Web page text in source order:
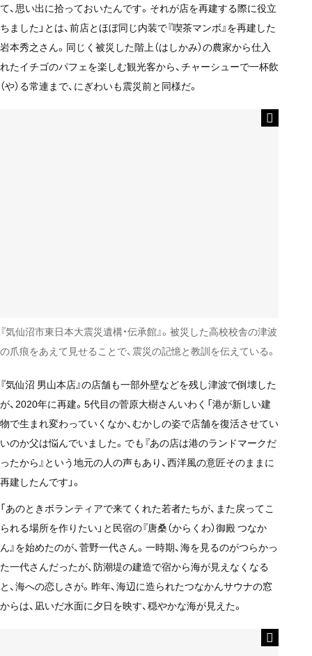
て、思い出に拾っておいたんです。それが店を再建する際に役立
ちました」とは、前店とほぼ同じ内装で『喫茶マンボ』を再建した
岩本秀之さん。同じく被災した階上（はしかみ）の農家から仕入
れたイチゴのパフェを楽しむ観光客から、チャーシューで一杯飲
（や）る常連まで、にぎわいも震災前と同様だ。
『気仙沼市東日本大震災遺構・伝承館』。被災した高校校舎の津波
の爪痕をあえて見せることで、震災の記憶と教訓を伝えている。
『気仙沼 男山本店』の店舗も一部外壁などを残し津波で倒壊した
が、2020年に再建。5代目の菅原大樹さんいわく「港が新しい建
物で生まれ変わっていくなか、むかしの姿で店舗を復活させてい
いのか父は悩んでいました。でも『あの店は港のランドマークだ
ったから』という地元の人の声もあり、西洋風の意匠そのままに
再建したんです」。
「あのときボランティアで来てくれた若者たちが、また戻ってこ
られる場所を作りたい」と民宿の『唐桑（からくわ）御殿 つなか
ん』を始めたのが、菅野一代さん。一時期、海を見るのがつらかっ
た一代さんだったが、防潮堤の建造で宿から海が見えなくなる
と、海への恋しさが。昨年、海辺に造られたつなかんサウナの窓
からは、凪いだ水面に夕日を映す、穏やかな海が見えた。